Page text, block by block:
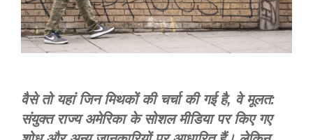
वैसे तो यहां जिन मिथकों की चर्चा की गई है, वे मूलत:
संयुक्त राज्य अमेरिका के सोशल मीडिया पर किए गए